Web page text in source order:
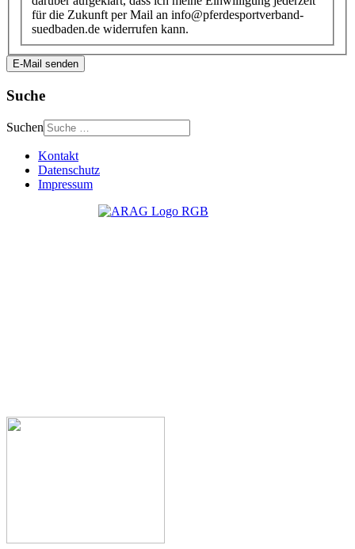
für die Zukunft per Mail an info@pferdesportverband-
suedbaden.de widerrufen kann.
E-Mail senden
Suche
Suchen
Kontakt
Datenschutz
Impressum